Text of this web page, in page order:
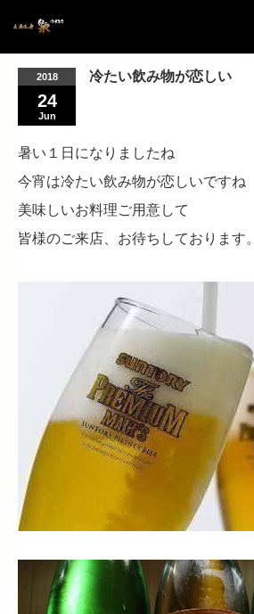
2018
24
Jun
冷たい飲み物が恋しい
暑い１日になりましたね
今宵は冷たい飲み物が恋しいですね
美味しいお料理ご用意して
皆様のご来店、お待ちしております。